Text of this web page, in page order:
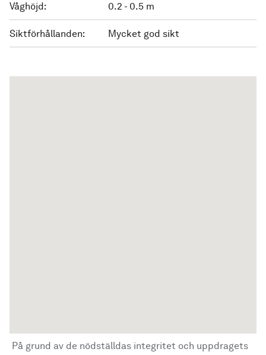
Våghöjd: 0.2 - 0.5 m
Siktförhållanden: Mycket god sikt
På grund av de nödställdas integritet och uppdragets